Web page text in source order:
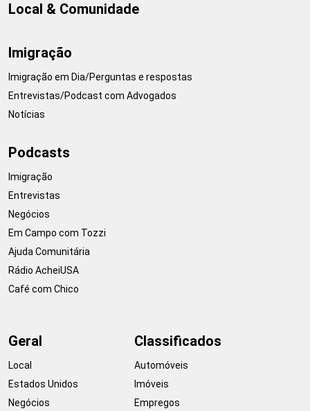
Local & Comunidade
Imigração
Imigração em Dia/Perguntas e respostas
Entrevistas/Podcast com Advogados
Notícias
Podcasts
Imigração
Entrevistas
Negócios
Em Campo com Tozzi
Ajuda Comunitária
Rádio AcheiUSA
Café com Chico
Geral
Local
Estados Unidos
Negócios
Classificados
Automóveis
Imóveis
Empregos